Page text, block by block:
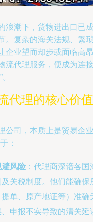
浪潮下，货物进出口已
。复杂的海关法规、繁
企业望而却步或面临高
流代理服务，便成为连
代理的核心价
公司，本质上是贸易企
：
避风险 ：代理商深谙各
关税制度。他们能确保
单、原产地证等）准确
申报不实导致的清关